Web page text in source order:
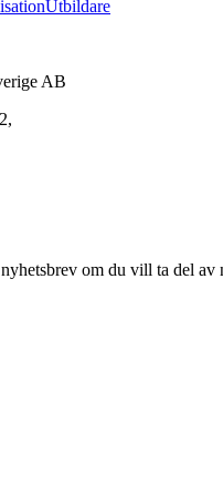
Utbildare
AB
om du vill ta del av